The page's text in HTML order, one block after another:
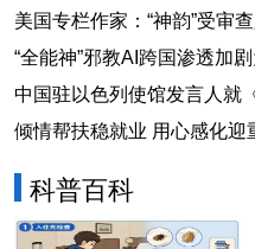
科普百科